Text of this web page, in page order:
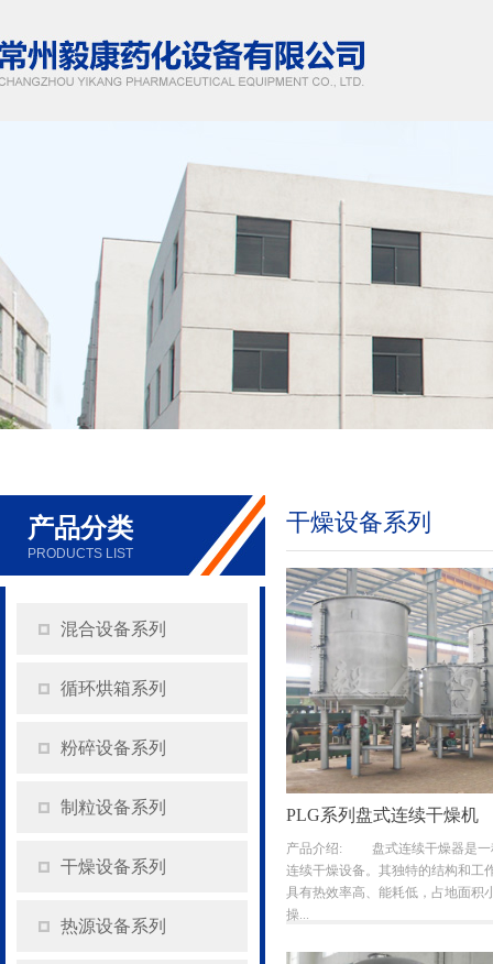
产品分类
PRODUCTS LIST
混合设备系列
循环烘箱系列
粉碎设备系列
制粒设备系列
干燥设备系列
热源设备系列
干燥设备系列
PLG系列盘式连续干燥机
产品介绍: 盘式连续干燥器是一
连续干燥设备。其独特的结构和工
具有热效率高、能耗低，占地面积
操...